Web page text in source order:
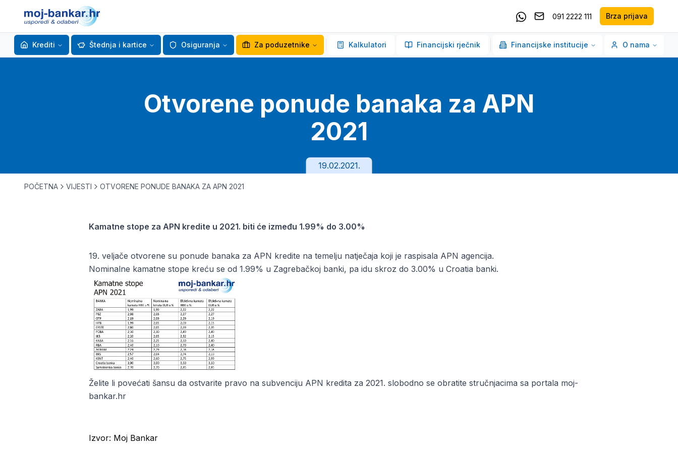
Kontaktirajte nas putem Whatsappa
091 2222 111 Brza prijava
Krediti Štednja i kartice Osiguranja Za poduzetnike Kalkulatori Financijski rječnik Financijske institucije O nama
Otvorene ponude banaka za APN
2021
19.02.2021.
POČETNA VIJESTI OTVORENE PONUDE BANAKA ZA APN 2021
Kamatne stope za APN kredite u 2021. biti će između 1.99% do 3.00%
19. veljače otvorene su ponude banaka za APN kredite na temelju natječaja koji je raspisala APN agencija.
Nominalne kamatne stope kreću se od 1.99% u Zagrebačkoj banki, pa idu skroz do 3.00% u Croatia banki.
Želite li povećati šansu da ostvarite pravo na subvenciju APN kredita za 2021. slobodno se obratite stručnjacima sa portala moj-
bankar.hr
Izvor: Moj Bankar